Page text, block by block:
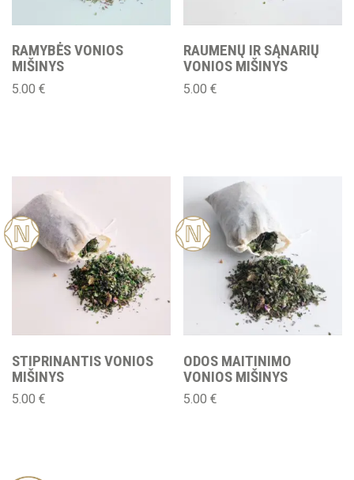
RAMYBĖS VONIOS
MIŠINYS
5.00 €
RAUMENŲ IR SĄNARIŲ
VONIOS MIŠINYS
5.00€
Nauj
a
STIPRINANTIS VONIOS
MIŠINYS
5.00 €
Nauj
a
ODOS MAITINIMO
VONIOS MIŠINYS
5.00€